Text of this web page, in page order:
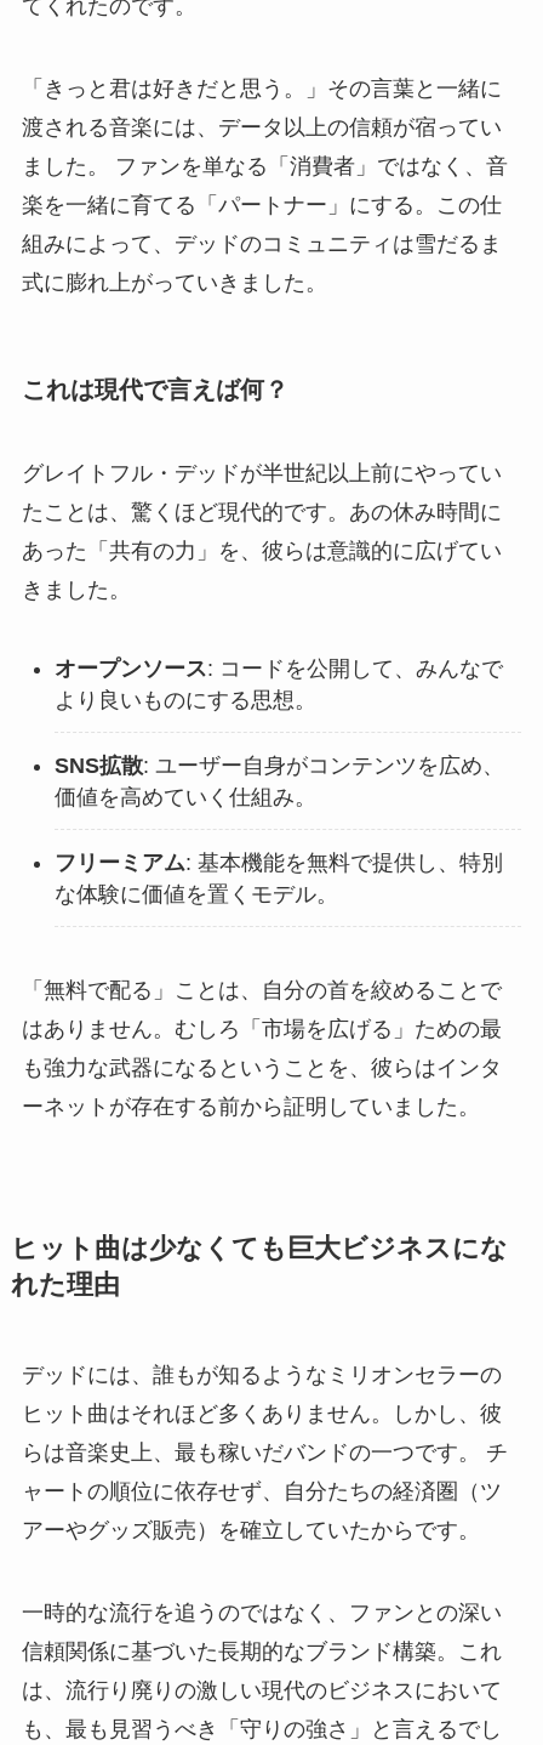
てくれたのです。
「きっと君は好きだと思う。」その言葉と一緒に
渡される音楽には、データ以上の信頼が宿ってい
ました。 ファンを単なる「消費者」ではなく、音
楽を一緒に育てる「パートナー」にする。この仕
組みによって、デッドのコミュニティは雪だるま
式に膨れ上がっていきました。
これは現代で言えば何？
グレイトフル・デッドが半世紀以上前にやってい
たことは、驚くほど現代的です。あの休み時間に
あった「共有の力」を、彼らは意識的に広げてい
きました。
オープンソース: コードを公開して、みんなで
より良いものにする思想。
SNS拡散: ユーザー自身がコンテンツを広め、
価値を高めていく仕組み。
フリーミアム: 基本機能を無料で提供し、特別
な体験に価値を置くモデル。
「無料で配る」ことは、自分の首を絞めることで
はありません。むしろ「市場を広げる」ための最
も強力な武器になるということを、彼らはインタ
ーネットが存在する前から証明していました。
ヒット曲は少なくても巨大ビジネスにな
れた理由
デッドには、誰もが知るようなミリオンセラーの
ヒット曲はそれほど多くありません。しかし、彼
らは音楽史上、最も稼いだバンドの一つです。 チ
ャートの順位に依存せず、自分たちの経済圏（ツ
アーやグッズ販売）を確立していたからです。
一時的な流行を追うのではなく、ファンとの深い
信頼関係に基づいた長期的なブランド構築。これ
は、流行り廃りの激しい現代のビジネスにおいて
も、最も見習うべき「守りの強さ」と言えるでし